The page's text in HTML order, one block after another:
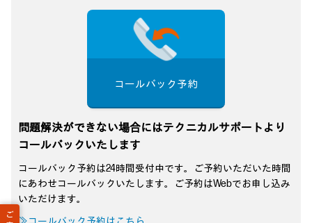
ご
コールバック予約
問題解決ができない場合にはテクニカルサポートより
コールバックいたします
コールバック予約は24時間受付中です。ご予約いただいた時間
にあわせコールバックいたします。ご予約はWebでお申し込み
いただけます。